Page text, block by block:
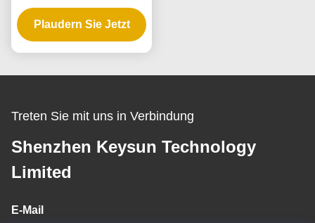
Jahres-Garantie und
mehreren
Ausgangsspannungen
Plaudern Sie Jetzt
Treten Sie mit uns in Verbindung
Shenzhen Keysun Technology
Limited
E-Mail